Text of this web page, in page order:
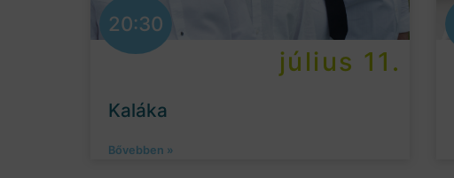
20:30
július 11.
Kaláka
Bővebben »